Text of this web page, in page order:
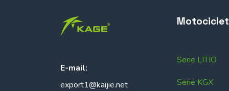
E-mail:
export1@kaijie.net
Serie LITIO
Serie KGX